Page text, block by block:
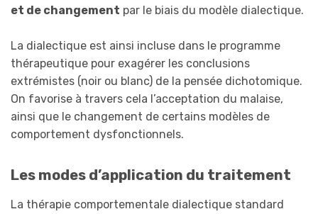
et de changement par le biais du modèle dialectique.
La dialectique est ainsi incluse dans le programme
thérapeutique pour exagérer les conclusions
extrémistes (noir ou blanc) de la pensée dichotomique.
On favorise à travers cela l’acceptation du malaise,
ainsi que le changement de certains modèles de
comportement dysfonctionnels.
Les modes d’application du traitement
La thérapie comportementale dialectique standard